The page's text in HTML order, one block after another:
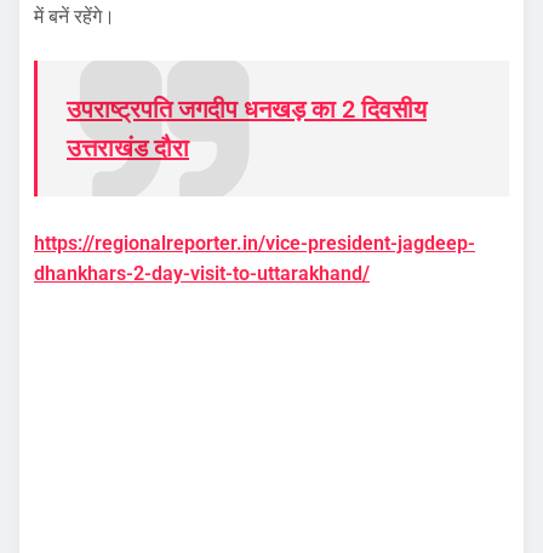
में बनें रहेंगे।
उपराष्ट्रपति जगदीप धनखड़ का 2 दिवसीय
उत्तराखंड दौरा
https://regionalreporter.in/vice-president-jagdeep-
dhankhars-2-day-visit-to-uttarakhand/